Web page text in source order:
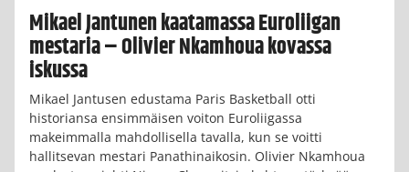
Mikael Jantunen kaatamassa Euroliigan
mestaria – Olivier Nkamhoua kovassa
iskussa
Mikael Jantusen edustama Paris Basketball otti
historiansa ensimmäisen voiton Euroliigassa
makeimmalla mahdollisella tavalla, kun se voitti
hallitsevan mestari Panathinaikosin. Olivier Nkamhoua